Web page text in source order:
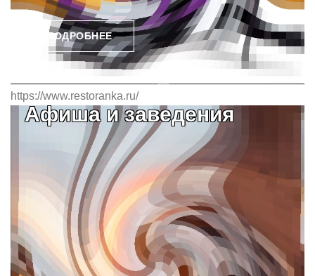
ПОДРОБНЕЕ
https://www.restoranka.ru/
Афиша и заведения